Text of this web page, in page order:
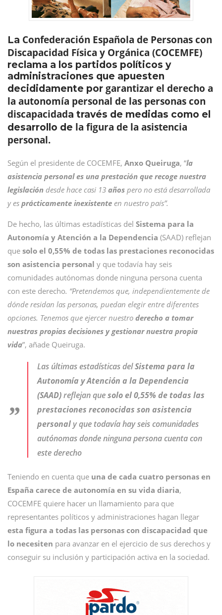
La Confederación Española de Personas con
Discapacidad Física y Orgánica (COCEMFE)
reclama a los partidos políticos y
administraciones que apuesten
decididamente por garantizar el derecho a
la autonomía personal de las personas con
discapacidada través de medidas como el
desarrollo de la figura de la asistencia
personal.
Según el presidente de COCEMFE, Anxo Queiruga, “la
asistencia personal es una prestación que recoge nuestra
legislación desde hace casi 13 años pero no está desarrollada
y es prácticamente inexistente en nuestro país”.
De hecho, las últimas estadísticas del Sistema para la
Autonomía y Atención a la Dependencia (SAAD) reflejan
que solo el 0,55% de todas las prestaciones reconocidas
son asistencia personal y que todavía hay seis
comunidades autónomas donde ninguna persona cuenta
con este derecho. “Pretendemos que, independientemente de
dónde residan las personas, puedan elegir entre diferentes
opciones. Tenemos que ejercer nuestro derecho a tomar
nuestras propias decisiones y gestionar nuestra propia
vida”, añade Queiruga.
Las últimas estadísticas delSistema para la
Autonomía y Atención a la Dependencia
(SAAD)reflejan quesolo el 0,55% de todas las
prestaciones reconocidas son asistencia
personal y que todavía hay seis comunidades
autónomas donde ninguna persona cuenta con
este derecho
Teniendo en cuenta que una de cada cuatro personas en
España carece de autonomía en su vida diaria,
COCEMFE quiere hacer un llamamiento para que
representantes políticos y administraciones hagan llegar
esta figura a todas las personas con discapacidad que
lo necesiten para avanzar en el ejercicio de sus derechos y
conseguir su inclusión y participación activa en la sociedad.